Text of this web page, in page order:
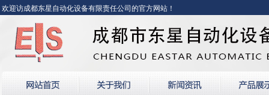
欢迎访成都东星自动化设备有限责任公司的官方网站！